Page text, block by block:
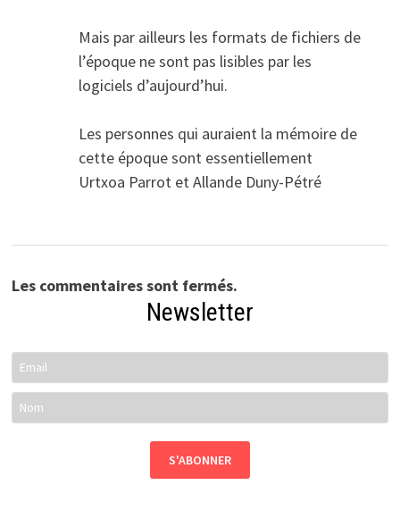
Mais par ailleurs les formats de fichiers de
l’époque ne sont pas lisibles par les
logiciels d’aujourd’hui.
Les personnes qui auraient la mémoire de
cette époque sont essentiellement
Urtxoa Parrot et Allande Duny-Pétré
Les commentaires sont fermés.
Newsletter